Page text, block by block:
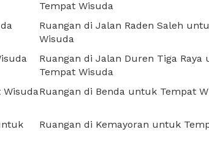
Tempat Wisuda
Ruangan di Jalan Raden Saleh
Wisuda
Ruangan di Jalan Duren Tiga Raya
Tempat Wisuda
WisudaRuangan di Benda untuk Tempat
Ruangan di Kemayoran untuk